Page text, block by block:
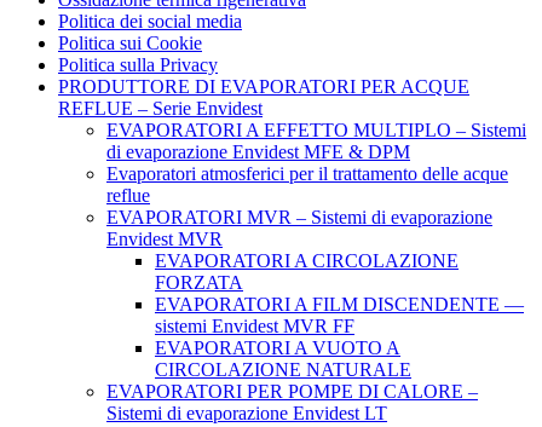
Politica dei social media
Politica sui Cookie
Politica sulla Privacy
PRODUTTORE DI EVAPORATORI PER ACQUE
REFLUE – Serie Envidest
EVAPORATORI A EFFETTO MULTIPLO – Sistemi
di evaporazione Envidest MFE & DPM
Evaporatori atmosferici per il trattamento delle acque
reflue
EVAPORATORI MVR – Sistemi di evaporazione
Envidest MVR
EVAPORATORI A CIRCOLAZIONE
FORZATA
EVAPORATORI A FILM DISCENDENTE —
sistemi Envidest MVR FF
EVAPORATORI A VUOTO A
CIRCOLAZIONE NATURALE
EVAPORATORI PER POMPE DI CALORE –
Sistemi di evaporazione Envidest LT